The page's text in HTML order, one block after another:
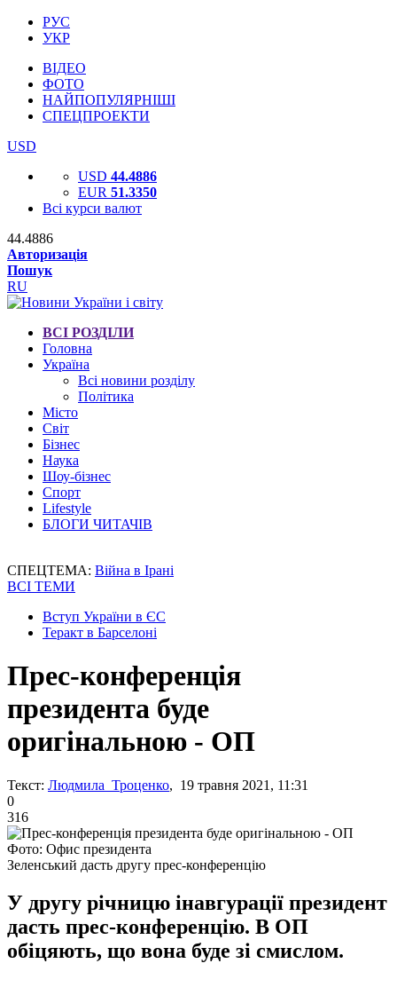
РУС
УКР
ВІДЕО
ФОТО
НАЙПОПУЛЯРНІШІ
СПЕЦПРОЕКТИ
USD
USD 44.4886
EUR 51.3350
Всі курси валют
44.4886
Авторизація
Пошук
RU
ВСІ РОЗДІЛИ
Головна
Україна
Всі новини розділу
Політика
Місто
Світ
Бізнес
Наука
Шоу-бізнес
Спорт
Lifestyle
БЛОГИ ЧИТАЧІВ
СПЕЦТЕМА: Війна в Ірані
ВСІ ТЕМИ
Вступ України в ЄС
Теракт в Барселоні
Прес-конференція
президента буде
оригінальною - ОП
Текст: Людмила Троценко, 19 травня 2021, 11:31
0
316
Фото: Офис президента
Зеленський дасть другу прес-конференцію
У другу річницю інавгурації президент
дасть прес-конференцію. В ОП
обіцяють, що вона буде зі смислом.